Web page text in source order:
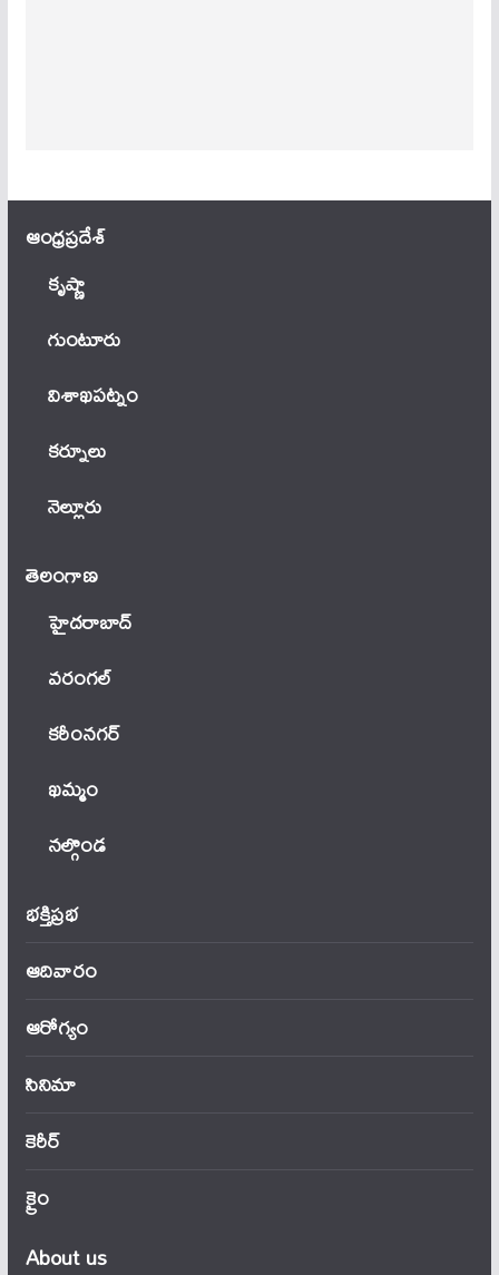
ఆంధ్ర‌ప్ర‌దేశ్
కృష్ణా
గుంటూరు
విశాఖపట్నం
కర్నూలు
నెల్లూరు
తెలంగాణ‌
హైదరాబాద్
వ‌రంగ‌ల్
కరీంనగర్
ఖ‌మ్మం
నల్గొండ
భక్తిప్రభ
ఆదివారం
ఆరోగ్యం
సినిమా
కెరీర్
క్రైం
About us